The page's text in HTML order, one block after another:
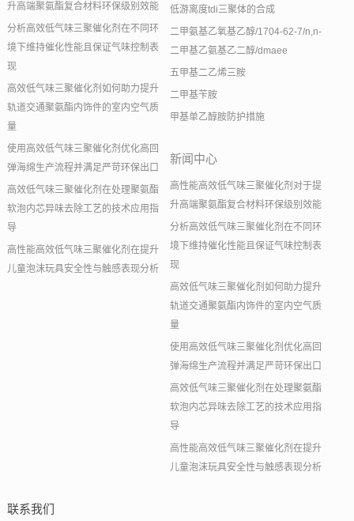
升高端聚氨酯复合材料环保级别效能
分析高效低气味三聚催化剂在不同环
境下维持催化性能且保证气味控制表
现
高效低气味三聚催化剂如何助力提升
轨道交通聚氨酯内饰件的室内空气质
量
使用高效低气味三聚催化剂优化高回
弹海绵生产流程并满足严苛环保出口
高效低气味三聚催化剂在处理聚氨酯
软泡内芯异味去除工艺的技术应用指
导
高性能高效低气味三聚催化剂在提升
儿童泡沫玩具安全性与触感表现分析
低游离度tdi三聚体的合成
二甲氨基乙氧基乙醇/1704-62-7/n,n-
二甲基乙氨基乙二醇/dmaee
五甲基二乙烯三胺
二甲基苄胺
甲基单乙醇胺防护措施
新闻中心
高性能高效低气味三聚催化剂对于提
升高端聚氨酯复合材料环保级别效能
分析高效低气味三聚催化剂在不同环
境下维持催化性能且保证气味控制表
现
高效低气味三聚催化剂如何助力提升
轨道交通聚氨酯内饰件的室内空气质
量
使用高效低气味三聚催化剂优化高回
弹海绵生产流程并满足严苛环保出口
高效低气味三聚催化剂在处理聚氨酯
软泡内芯异味去除工艺的技术应用指
导
高性能高效低气味三聚催化剂在提升
儿童泡沫玩具安全性与触感表现分析
联系我们